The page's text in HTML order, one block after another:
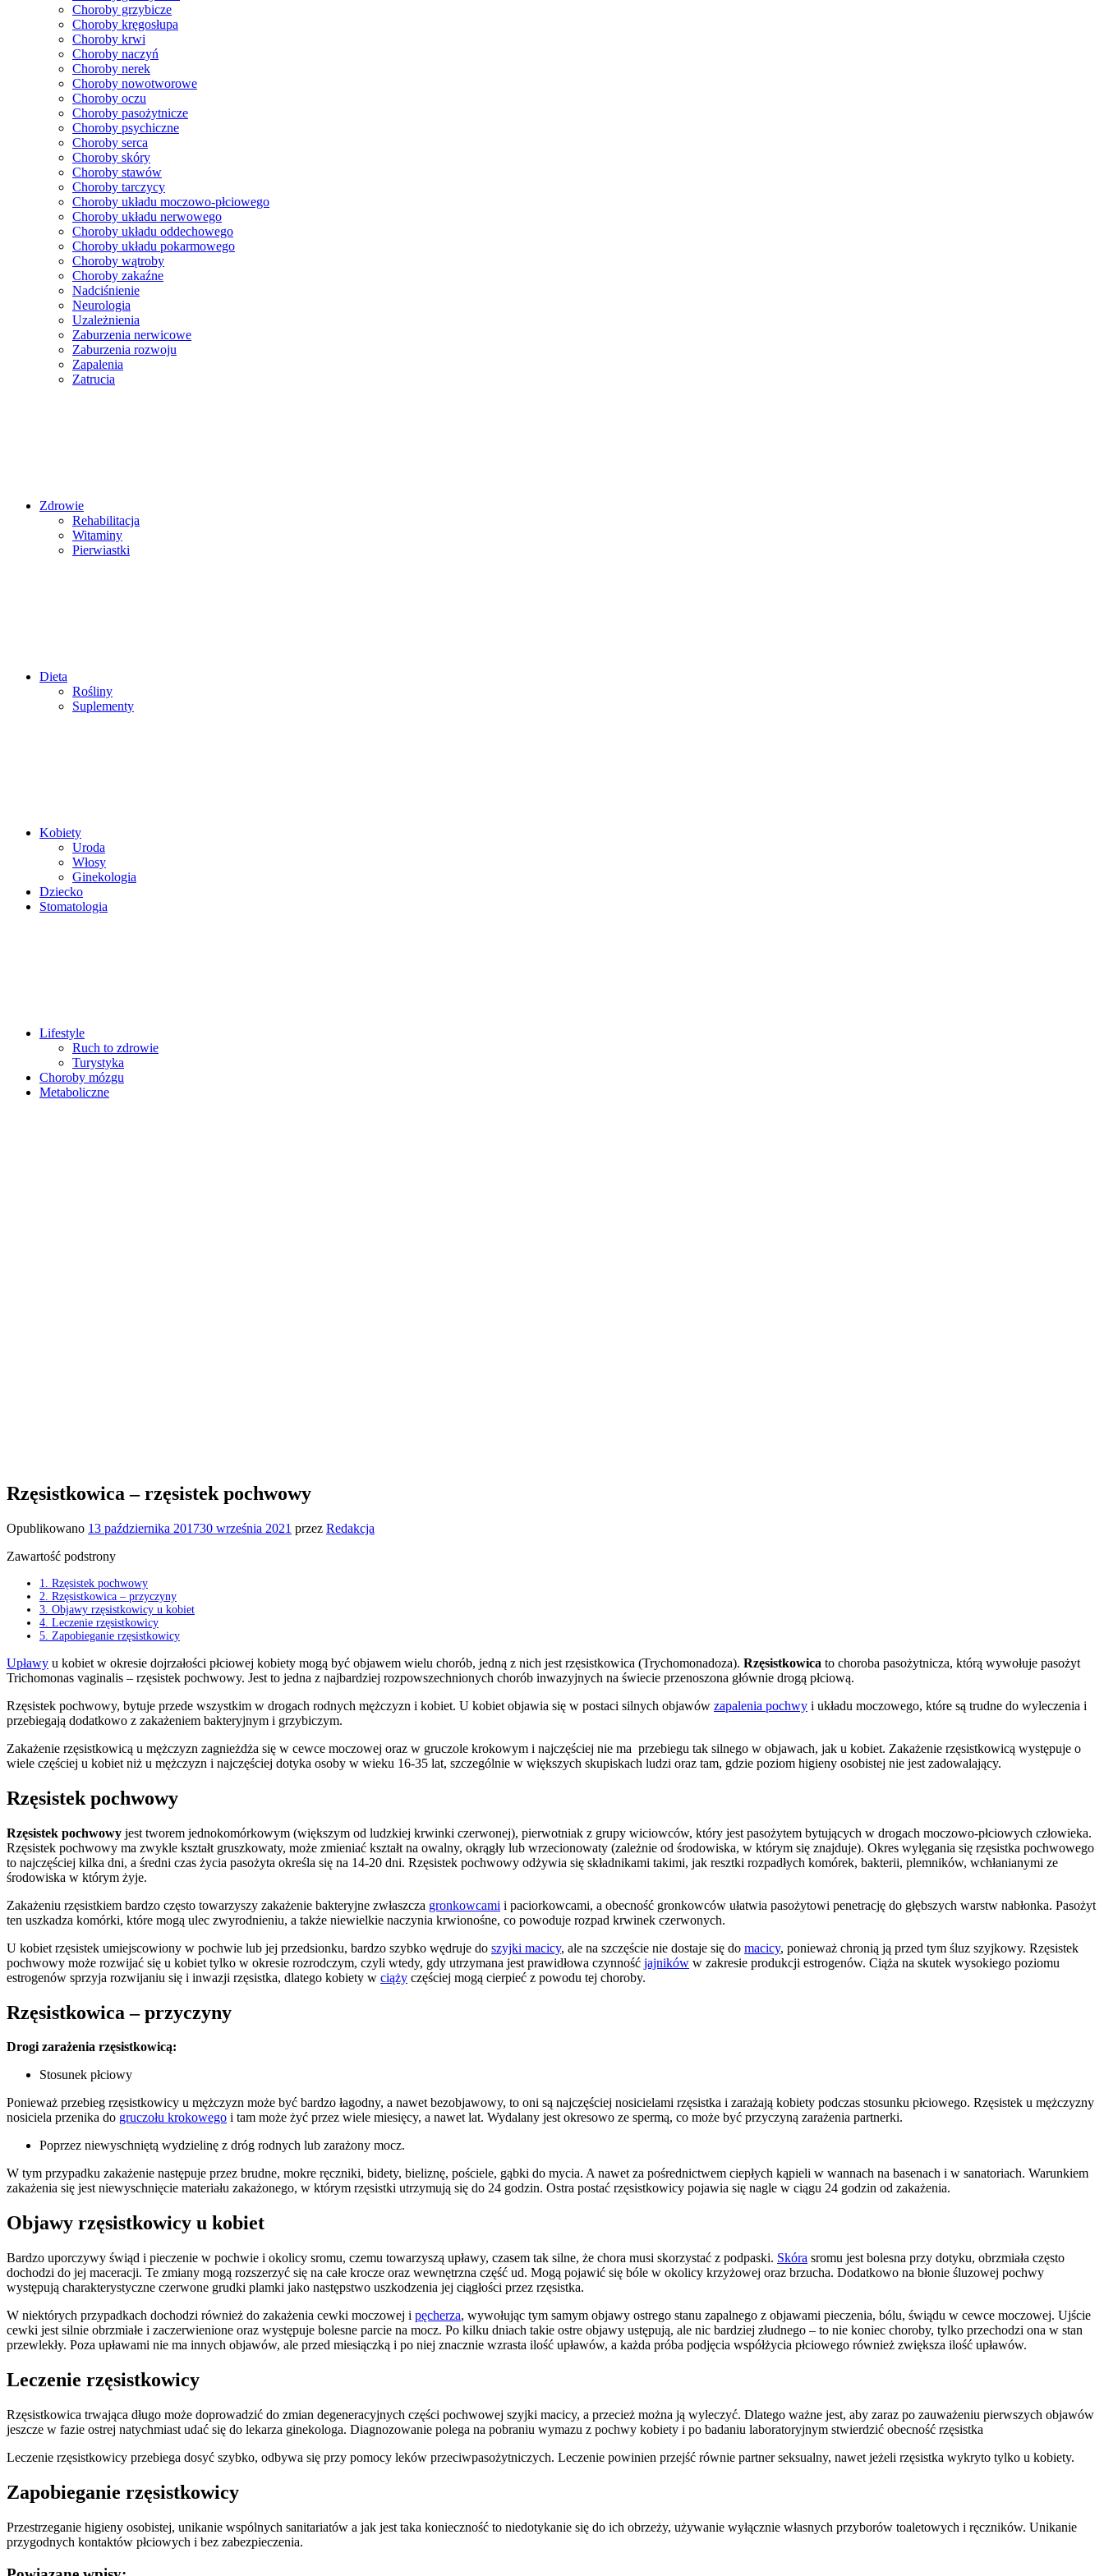
Choroby grzybicze
Choroby kręgosłupa
Choroby krwi
Choroby naczyń
Choroby nerek
Choroby nowotworowe
Choroby oczu
Choroby pasożytnicze
Choroby psychiczne
Choroby serca
Choroby skóry
Choroby stawów
Choroby tarczycy
Choroby układu moczowo-płciowego
Choroby układu nerwowego
Choroby układu oddechowego
Choroby układu pokarmowego
Choroby wątroby
Choroby zakaźne
Nadciśnienie
Neurologia
Uzależnienia
Zaburzenia nerwicowe
Zaburzenia rozwoju
Zapalenia
Zatrucia
Zdrowie
Rehabilitacja
Witaminy
Pierwiastki
Dieta
Rośliny
Suplementy
Kobiety
Uroda
Włosy
Ginekologia
Dziecko
Stomatologia
Lifestyle
Ruch to zdrowie
Turystyka
Choroby mózgu
Metaboliczne
Rzęsistkowica – rzęsistek pochwowy
Opublikowano 13 października 201730 września 2021 przez Redakcja
Zawartość podstrony
1.
Rzęsistek pochwowy
2. Rzęsistkowica – przyczyny
3. Objawy rzęsistkowicy u kobiet
4. Leczenie rzęsistkowicy
5. Zapobieganie rzęsistkowicy
Upławy u kobiet w okresie dojrzałości płciowej kobiety mogą być objawem wielu chorób, jedną z nich jest rzęsistkowica (Trychomonadoza). Rzęsistkowica to choroba pasożytnicza, którą wywołuje pasożyt
Trichomonas vaginalis – rzęsistek pochwowy. Jest to jedna z najbardziej rozpowszechnionych chorób inwazyjnych na świecie przenoszona głównie drogą płciową.
Rzęsistek pochwowy, bytuje przede wszystkim w drogach rodnych mężczyzn i kobiet. U kobiet objawia się w postaci silnych objawów zapalenia pochwy i układu moczowego, które są trudne do wyleczenia i
przebiegają dodatkowo z zakażeniem bakteryjnym i grzybiczym.
Zakażenie rzęsistkowicą u mężczyzn zagnieżdża się w cewce moczowej oraz w gruczole krokowym i najczęściej nie ma przebiegu tak silnego w objawach, jak u kobiet. Zakażenie rzęsistkowicą występuje o
wiele częściej u kobiet niż u mężczyzn i najczęściej dotyka osoby w wieku 16-35 lat, szczególnie w większych skupiskach ludzi oraz tam, gdzie poziom higieny osobistej nie jest zadowalający.
Rzęsistek pochwowy
Rzęsistek pochwowy jest tworem jednokomórkowym (większym od ludzkiej krwinki czerwonej), pierwotniak z grupy wiciowców, który jest pasożytem bytujących w drogach moczowo-płciowych człowieka.
Rzęsistek pochwowy ma zwykle kształt gruszkowaty, może zmieniać kształt na owalny, okrągły lub wrzecionowaty (zależnie od środowiska, w którym się znajduje). Okres wylęgania się rzęsistka pochwowego
to najczęściej kilka dni, a średni czas życia pasożyta określa się na 14-20 dni. Rzęsistek pochwowy odżywia się składnikami takimi, jak resztki rozpadłych komórek, bakterii, plemników, wchłanianymi ze
środowiska w którym żyje.
Zakażeniu rzęsistkiem bardzo często towarzyszy zakażenie bakteryjne zwłaszcza gronkowcami i paciorkowcami, a obecność gronkowców ułatwia pasożytowi penetrację do głębszych warstw nabłonka. Pasożyt
ten uszkadza komórki, które mogą ulec zwyrodnieniu, a także niewielkie naczynia krwionośne, co powoduje rozpad krwinek czerwonych.
U kobiet rzęsistek umiejscowiony w pochwie lub jej przedsionku, bardzo szybko wędruje do szyjki macicy, ale na szczęście nie dostaje się do macicy, ponieważ chronią ją przed tym śluz szyjkowy. Rzęsistek
pochwowy może rozwijać się u kobiet tylko w okresie rozrodczym, czyli wtedy, gdy utrzymana jest prawidłowa czynność jajników w zakresie produkcji estrogenów. Ciąża na skutek wysokiego poziomu
estrogenów sprzyja rozwijaniu się i inwazji rzęsistka, dlatego kobiety w ciąży częściej mogą cierpieć z powodu tej choroby.
Rzęsistkowica – przyczyny
Drogi zarażenia rzęsistkowicą:
Stosunek płciowy
Ponieważ przebieg rzęsistkowicy u mężczyzn może być bardzo łagodny, a nawet bezobjawowy, to oni są najczęściej nosicielami rzęsistka i zarażają kobiety podczas stosunku płciowego. Rzęsistek u mężczyzny
nosiciela przenika do gruczołu krokowego i tam może żyć przez wiele miesięcy, a nawet lat. Wydalany jest okresowo ze spermą, co może być przyczyną zarażenia partnerki.
Poprzez niewyschniętą wydzielinę z dróg rodnych lub zarażony mocz.
W tym przypadku zakażenie następuje przez brudne, mokre ręczniki, bidety, bieliznę, pościele, gąbki do mycia. A nawet za pośrednictwem ciepłych kąpieli w wannach na basenach i w sanatoriach. Warunkiem
zakażenia się jest niewyschnięcie materiału zakażonego, w którym rzęsistki utrzymują się do 24 godzin. Ostra postać rzęsistkowicy pojawia się nagle w ciągu 24 godzin od zakażenia.
Objawy rzęsistkowicy u kobiet
Bardzo uporczywy świąd i pieczenie w pochwie i okolicy sromu, czemu towarzyszą upławy, czasem tak silne, że chora musi skorzystać z podpaski. Skóra sromu jest bolesna przy dotyku, obrzmiała często
dochodzi do jej maceracji. Te zmiany mogą rozszerzyć się na całe krocze oraz wewnętrzna część ud. Mogą pojawić się bóle w okolicy krzyżowej oraz brzucha. Dodatkowo na błonie śluzowej pochwy
występują charakterystyczne czerwone grudki plamki jako następstwo uszkodzenia jej ciągłości przez rzęsistka.
W niektórych przypadkach dochodzi również do zakażenia cewki moczowej i pęcherza, wywołując tym samym objawy ostrego stanu zapalnego z objawami pieczenia, bólu, świądu w cewce moczowej. Ujście
cewki jest silnie obrzmiałe i zaczerwienione oraz występuje bolesne parcie na mocz. Po kilku dniach takie ostre objawy ustępują, ale nic bardziej złudnego – to nie koniec choroby, tylko przechodzi ona w stan
przewlekły. Poza upławami nie ma innych objawów, ale przed miesiączką i po niej znacznie wzrasta ilość upławów, a każda próba podjęcia współżycia płciowego również zwiększa ilość upławów.
Leczenie rzęsistkowicy
Rzęsistkowica trwająca długo może doprowadzić do zmian degeneracyjnych części pochwowej szyjki macicy, a przecież można ją wyleczyć. Dlatego ważne jest, aby zaraz po zauważeniu pierwszych objawów
jeszcze w fazie ostrej natychmiast udać się do lekarza ginekologa. Diagnozowanie polega na pobraniu wymazu z pochwy kobiety i po badaniu laboratoryjnym stwierdzić obecność rzęsistka
Leczenie rzęsistkowicy przebiega dosyć szybko, odbywa się przy pomocy leków przeciwpasożytniczych. Leczenie powinien przejść równie partner seksualny, nawet jeżeli rzęsistka wykryto tylko u kobiety.
Zapobieganie rzęsistkowicy
Przestrzeganie higieny osobistej, unikanie wspólnych sanitariatów a jak jest taka konieczność to niedotykanie się do ich obrzeży, używanie wyłącznie własnych przyborów toaletowych i ręczników. Unikanie
przygodnych kontaktów płciowych i bez zabezpieczenia.